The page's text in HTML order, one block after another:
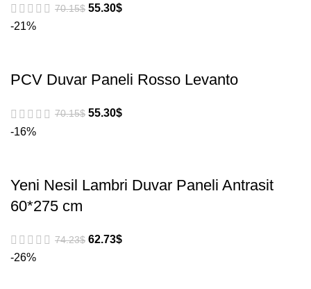
70.15$ 55.30$
-21%
PCV Duvar Paneli Rosso Levanto
70.15$ 55.30$
-16%
Yeni Nesil Lambri Duvar Paneli Antrasit
60*275 cm
74.23$ 62.73$
-26%